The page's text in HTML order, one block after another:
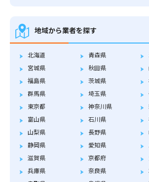
地域から業者を探す
北海道 青森県
宮城県
秋田県
福島県
茨城県
群馬県
埼玉県
東京都
神奈川県
富山県
石川県
山梨県
長野県
静岡県
愛知県
滋賀県
京都府
兵庫県
奈良県